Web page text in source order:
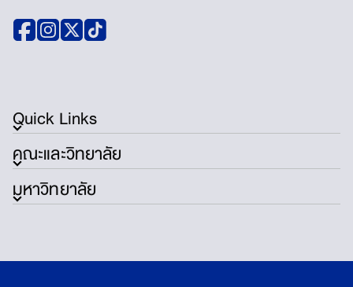
Quick Links
คณะและวิทยาลัย
มหาวิทยาลัย